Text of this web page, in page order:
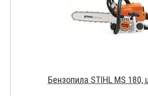
Бензопила STIHL MS